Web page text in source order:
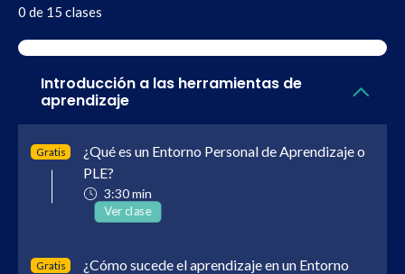
0 de 15 clases
Introducción a las herramientas de
aprendizaje
Gratis
¿Qué es un Entorno Personal de Aprendizaje o
PLE?
3:30 min
Ver clase
Gratis ¿Cómo sucede el aprendizaje en un Entorno